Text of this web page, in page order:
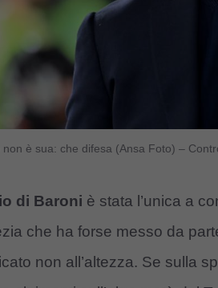
non è sua: che difesa (Ansa Foto) –
di Baroni è stata l’unica a
che ha forse messo da
non all’altezza. Se sulla